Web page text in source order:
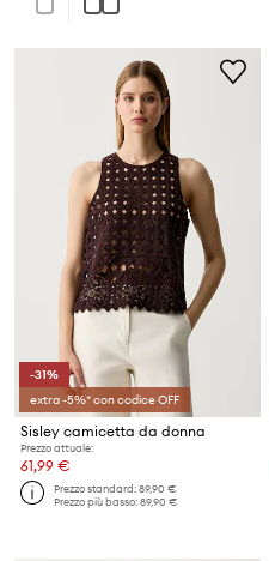
-31%
extra -5%* con codice OFF
Sisley camicetta da donna
Prezzo attuale:
61,99 €
Prezzo standard:89,90 €
Prezzo più basso:89,90 €